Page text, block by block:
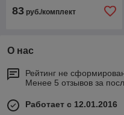
83 руб./комплект
О нас
Рейтинг не
Менее 5 отзывов за
Работает с 12.01.2016